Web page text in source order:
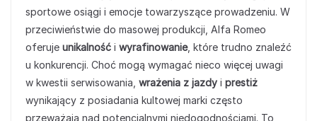
sportowe osiągi i emocje towarzyszące prowadzeniu. W
przeciwieństwie do masowej produkcji, Alfa Romeo
oferuje unikalność i wyrafinowanie, które trudno znaleźć
u konkurencji. Choć mogą wymagać nieco więcej uwagi
w kwestii serwisowania, wrażenia z jazdy i prestiż
wynikający z posiadania kultowej marki często
przeważają nad potencjalnymi niedogodnościami. To